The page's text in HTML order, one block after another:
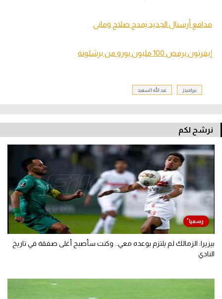
مدافع أرسنال الجديد يمدح صلاح وماني
إيفرتون يرفض 100 مليون يورو من برشلونة
بيراميدز عبد الله السعيد
نرشح لكم
بيزيرا: الزمالك لم يلتزم بوعده معي.. وكنت سأصبح أغلى صفقة في تاريخ
النادي